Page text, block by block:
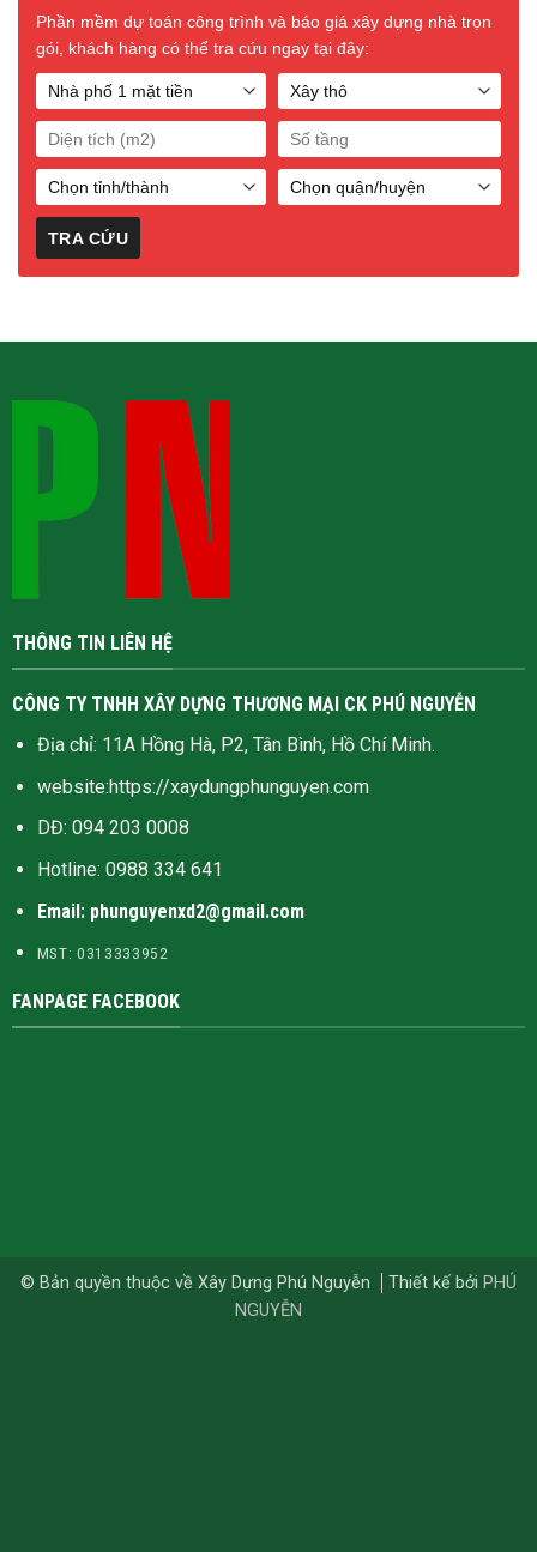
Phần mềm dự toán công trình và báo giá xây dựng nhà trọn
gói, khách hàng có thể tra cứu ngay tại đây:
THÔNG TIN LIÊN HỆ
CÔNG TY TNHH XÂY DỰNG THƯƠNG MẠI CK PHÚ NGUYỄN
Địa chỉ: 11A Hồng Hà, P2, Tân Bình, Hồ Chí Minh.
website:https://xaydungphunguyen.com
DĐ: 094 203 0008
Hotline: 0988 334 641
Email: phunguyenxd2@gmail.com
MST: 0313333952
FANPAGE FACEBOOK
© Bản quyền thuộc về Xây Dựng Phú Nguyễn Thiết kế bởi PHÚ
NGUYỄN